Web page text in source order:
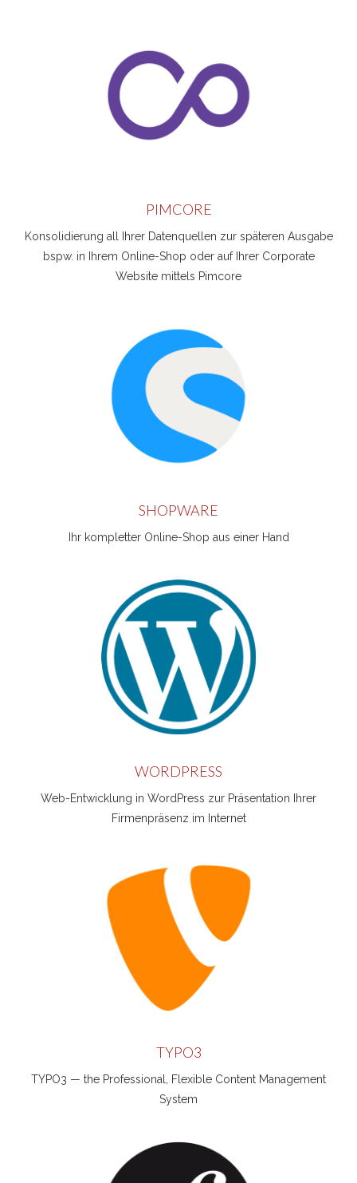
PIMCORE
Konsolidierung all Ihrer Datenquellen zur späteren Ausgabe
bspw. in Ihrem Online-Shop oder auf Ihrer Corporate
Website mittels Pimcore
SHOPWARE
Ihr kompletter Online-Shop aus einer Hand
WORDPRESS
Web-Entwicklung in WordPress zur Präsentation Ihrer
Firmenpräsenz im Internet
TYPO3
TYPO3 — the Professional, Flexible Content Management
System